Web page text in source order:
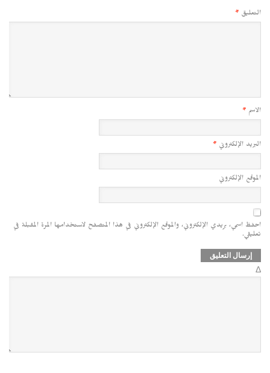
التعليق *
الاسم *
البريد الإلكتروني *
الموقع الإلكتروني
احفظ اسمي، بريدي الإلكتروني، والموقع الإلكتروني في هذا المتصفح لاستخدامها المرة المقبلة في
تعليقي.
Δ